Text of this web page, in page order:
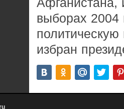
выборах 2004
избран